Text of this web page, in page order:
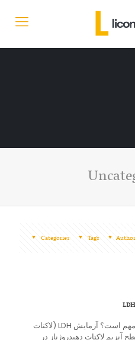
Categories Tags
لاکتات دهیدروژناز چیست و چرا مهم است؟ آزمایش LDH (لاکتات
آنزیم لاکتات دهیدروژناز در